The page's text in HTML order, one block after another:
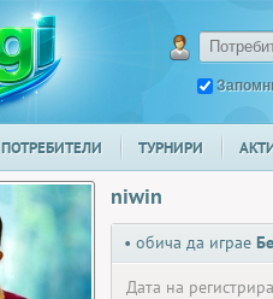
ПОТРЕБИТЕЛИ ТУРНИРИ
niwin
• обича да играе
Дата на